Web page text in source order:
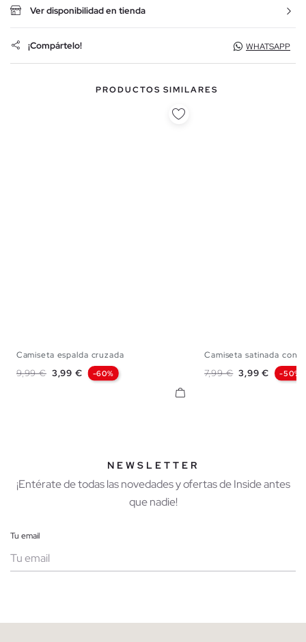
Ver disponibilidad en tienda
¡Compártelo! WHATSAPP
PRODUCTOS SIMILARES
Camiseta espalda cruzada
Precio base
9,99 € Precio
3,99 € -60%
Camiseta satinada con
Precio base
7,99 € Precio
3,99 € -50%
NEWSLETTER
¡Entérate de todas las novedades y ofertas de Inside antes
que nadie!
Tu email